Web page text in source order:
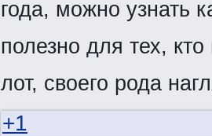
года, можно узнать
полезно для тех,
лот, своего рода
+1